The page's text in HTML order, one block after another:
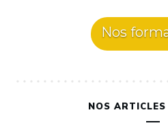
Nos
NOS ARTICLES